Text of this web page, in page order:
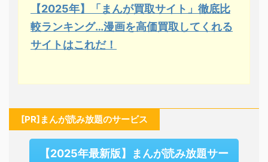
【2025年】「まんが買取サイト」徹底比
較ランキング…漫画を高価買取してくれる
サイトはこれだ！
[PR]まんが読み放題のサービス
【2025年最新版】まんが読み放題サー